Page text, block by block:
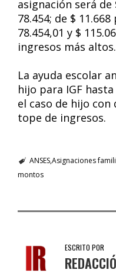
asignación será de
78.454; de $
78.454,01 y $
ingresos más altos.
La ayuda escolar
hijo para IGF
el caso de hijo
tope de ingresos.
ANSESAsignaciones
montos
ESCRITO POR